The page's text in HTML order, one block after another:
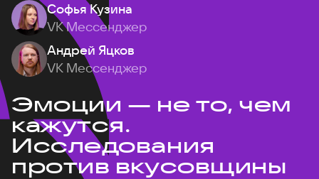
Софья Кузина
VK Мессенджер
Андрей Яцков
VK Мессенджер
Эмоции — не то, чем
кажутся.
Исследования
против вкусовщины